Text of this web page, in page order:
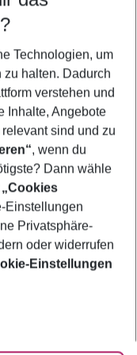
Technologien, um
zu halten. Dadurch
verstehen und
Inhalte, Angebote
sind und zu
, wenn du
Dann wähle
„Cookies
Einstellungen
Privatsphäre-
oder widerrufen
Einstellungen